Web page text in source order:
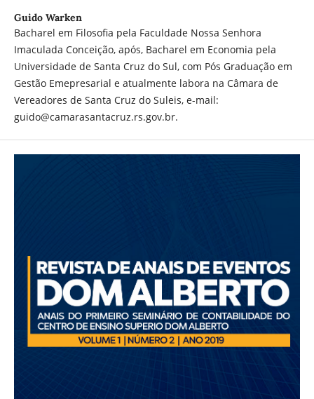
Guido Warken
Bacharel em Filosofia pela Faculdade Nossa Senhora
Imaculada Conceição, após, Bacharel em Economia pela
Universidade de Santa Cruz do Sul, com Pós Graduação em
Gestão Emepresarial e atualmente labora na Câmara de
Vereadores de Santa Cruz do Suleis, e-mail:
guido@camarasantacruz.rs.gov.br.